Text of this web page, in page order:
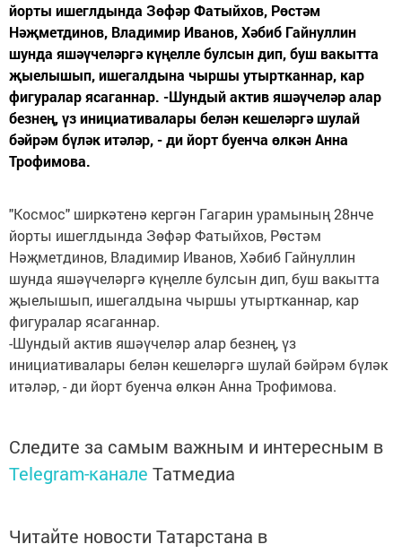
йорты ишеглдында Зөфәр Фатыйхов, Рөстәм
Нәҗметдинов, Владимир Иванов, Хәбиб Гайнуллин
шунда яшәүчеләргә күңелле булсын дип, буш вакытта
җыелышып, ишегалдына чыршы утыртканнар, кар
фигуралар ясаганнар. -Шундый актив яшәүчеләр алар
безнең, үз инициативалары белән кешеләргә шулай
бәйрәм бүләк итәләр, - ди йорт буенча өлкән Анна
Трофимова.
"Космос" ширкәтенә кергән Гагарин урамының 28нче
йорты ишеглдында Зөфәр Фатыйхов, Рөстәм
Нәҗметдинов, Владимир Иванов, Хәбиб Гайнуллин
шунда яшәүчеләргә күңелле булсын дип, буш вакытта
җыелышып, ишегалдына чыршы утыртканнар, кар
фигуралар ясаганнар.
-Шундый актив яшәүчеләр алар безнең, үз
инициативалары белән кешеләргә шулай бәйрәм бүләк
итәләр, - ди йорт буенча өлкән Анна Трофимова.
Следите за самым важным и интересным в
Telegram-канале Татмедиа
Читайте новости Татарстана в